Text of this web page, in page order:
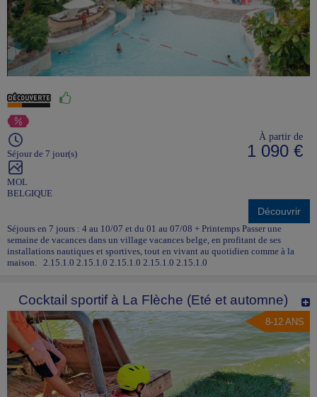
Séjour de 7 jour(s)
MOL
BELGIQUE
À partir de
1 090 €
Découvrir
Séjours en 7 jours : 4 au 10/07 et du 01 au 07/08 + Printemps Passer une
semaine de vacances dans un village vacances belge, en profitant de ses
installations nautiques et sportives, tout en vivant au quotidien comme à la
maison. 2.15.1.0 2.15.1.0 2.15.1.0 2.15.1.0 2.15.1.0
Cocktail sportif à La Flèche (Eté et automne)
8-12 ANS